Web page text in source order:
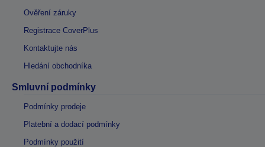
Ověření záruky
Registrace CoverPlus
Kontaktujte nás
Hledání obchodníka
Smluvní podmínky
Podmínky prodeje
Platební a dodací podmínky
Podmínky použití